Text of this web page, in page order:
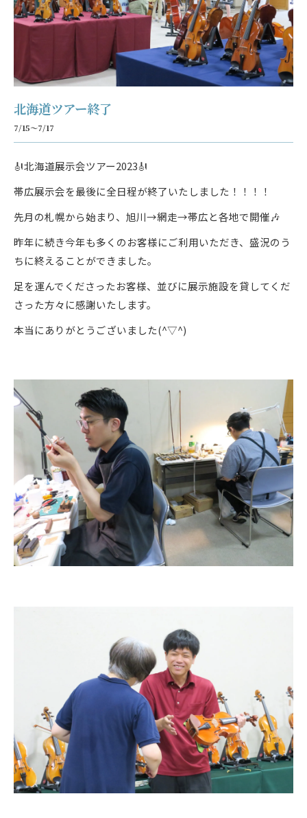
北海道ツアー終了
7/15～7/17
🎻北海道展示会ツアー2023🎻
帯広展示会を最後に全日程が終了いたしました！！！！
先月の札幌から始まり、旭川→網走→帯広と各地で開催🎶
昨年に続き今年も多くのお客様にご利用いただき、盛況のう
ちに終えることができました。
足を運んでくださったお客様、並びに展示施設を貸してくだ
さった方々に感謝いたします。
本当にありがとうございました(^▽^)